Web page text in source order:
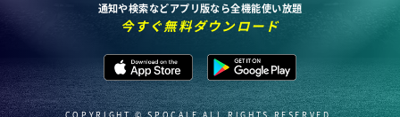
通知や検索などアプリ版なら全機能使い放題
今すぐ無料ダウンロード